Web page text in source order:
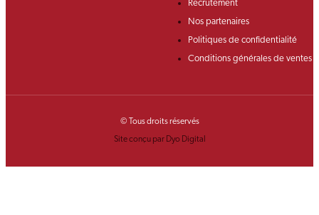
Recrutement
Nos partenaires
Politiques de confidentialité
Conditions générales de ventes
© Tous droits réservés
Site conçu par Dyo Digital